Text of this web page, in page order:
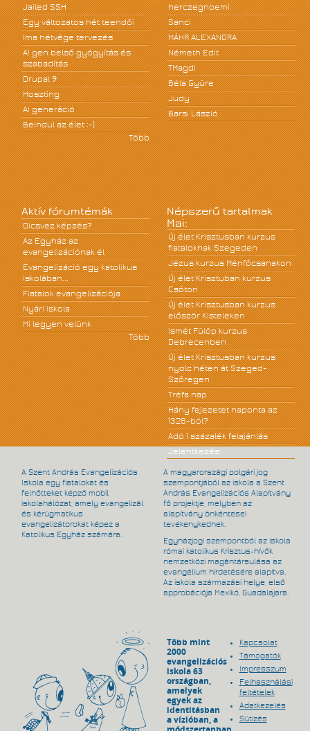
Jailed SSH
Egy változatos hét teendői
Ima hétvége tervezés
A! gen belső gyógyítás és
szabadítás
Drupal 9
Hoszting
A! generáció
Beindul az élet :-)
Több
herczegnoemi
Sanci
MÁHR ALEXANDRA
Németh Edit
TMagdi
Béla Gyüre
Judy
Barsi László
Aktív fórumtémák
Dicsvez képzés?
Az Egyház az
evangelizációnak él
Evangelizáció egy katolikus
iskolában...
Fiatalok evangelizációja
Nyári iskola
Mi legyen velünk
Több
Népszerű tartalmak
Mai:
Új élet Krisztusban kurzus
fiataloknak Szegeden
Jézus kurzus Ménfőcsanakon
Új élet Krisztuban kurzus
Csóton
Új élet Krisztusban kurzus
először Kisteleken
Ismét Fülöp kurzus
Debrecenben
Új élet Krisztusban kurzus
nyolc héten át Szeged-
Szőregen
Tréfa nap
Hány fejezetet naponta az
1328-ból?
Adó 1 százalék felajánlás
Jelentkezés
A Szent András Evangelizációs
Iskola egy fiatalokat és
felnőtteket képző mobil
iskolahálózat, amely evangelizál
és kérügmatikus
evangelizátorokat képez a
Katolikus Egyház számára.
A magyarországi polgári jog
szempontjából az iskola a Szent
András Evangelizációs Alapítvány
fő projektje, melyben az
alapítvány önkéntesei
tevékenykednek.
Egyházjogi szempontból az iskola
római katolikus Krisztus-hívők
nemzetközi magántársulása az
evangélium hirdetésére alapítva.
Az iskola származási helye, első
approbációja Mexikó, Guadalajara.
Több mint
2000
evangelizációs
iskola 63
országban,
amelyek
egyek az
identitásban
a vízióban, a
Kapcsolat
Támogatók
Impresszum
Felhasználási
feltételek
Adatkezelés
Sütizés